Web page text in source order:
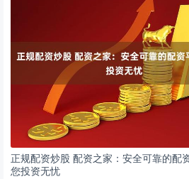
正规配资炒股 配资之家：安全可靠的配
您投资无忧